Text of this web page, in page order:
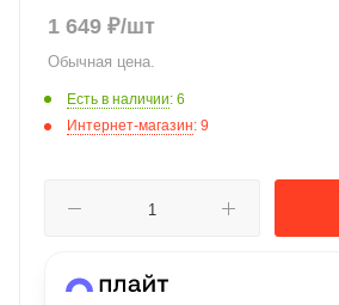
1 649 ₽/шт
Обычная цена.
Есть в наличии: 6
Интернет-магазин: 9
Подробнее
об оплате Плайтом
Остались вопросы?